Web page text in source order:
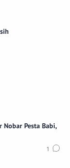
Nobar Pesta Babi,